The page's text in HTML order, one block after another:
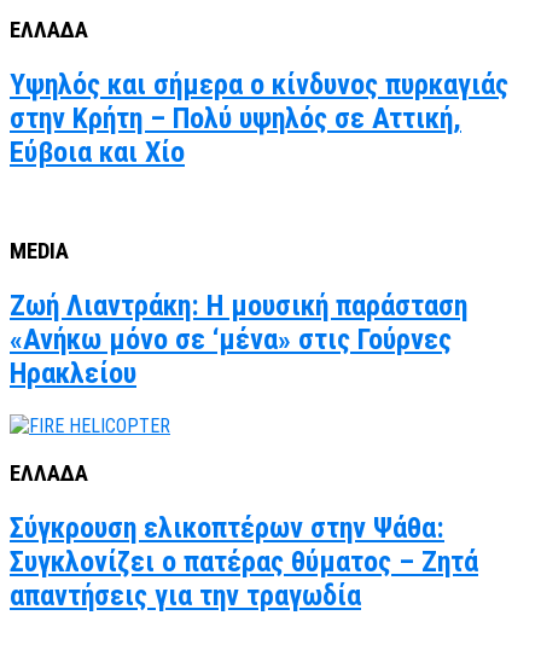
ΕΛΛΑΔΑ
Υψηλός και σήμερα ο κίνδυνος πυρκαγιάς
στην Κρήτη – Πολύ υψηλός σε Αττική,
Εύβοια και Χίο
MEDIA
Ζωή Λιαντράκη: Η μουσική παράσταση
«Ανήκω μόνο σε ‘μένα» στις Γούρνες
Ηρακλείου
ΕΛΛΑΔΑ
Σύγκρουση ελικοπτέρων στην Ψάθα:
Συγκλονίζει ο πατέρας θύματος – Ζητά
απαντήσεις για την τραγωδία